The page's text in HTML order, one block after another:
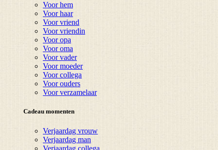
Voor hem
Voor haar
Voor vriend
Voor vriendin
Voor opa
Voor oma
Voor vader
Voor moeder
Voor collega
Voor ouders
Voor verzamelaar
Cadeau momenten
Verjaardag vrouw
Verjaardag man
Verjaardag collega